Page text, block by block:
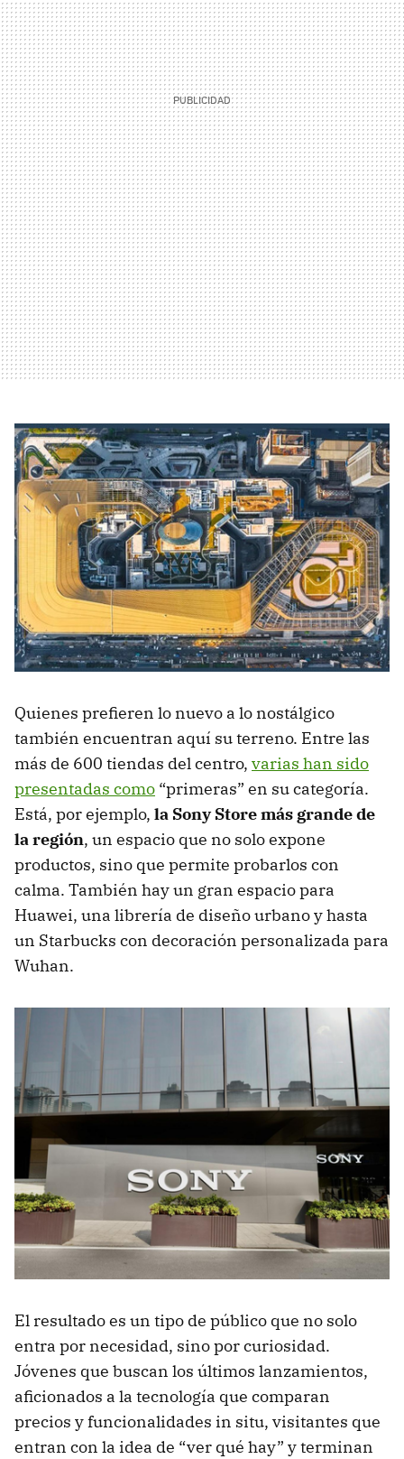
Quienes prefieren lo nuevo a lo nostálgico
también encuentran aquí su terreno. Entre las
más de 600 tiendas del centro, varias han sido
presentadas como “primeras” en su categoría.
Está, por ejemplo, la Sony Store más grande de
la región, un espacio que no solo expone
productos, sino que permite probarlos con
calma. También hay un gran espacio para
Huawei, una librería de diseño urbano y hasta
un Starbucks con decoración personalizada para
Wuhan.
El resultado es un tipo de público que no solo
entra por necesidad, sino por curiosidad.
Jóvenes que buscan los últimos lanzamientos,
aficionados a la tecnología que comparan
precios y funcionalidades in situ, visitantes que
entran con la idea de “ver qué hay” y terminan